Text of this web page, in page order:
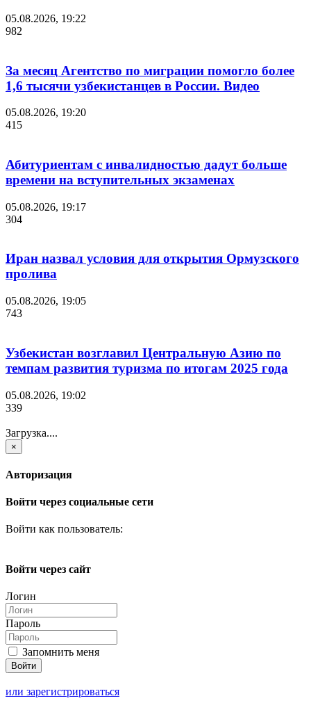
05.08.2026, 19:22
982
За месяц Агентство по миграции помогло более
1,6 тысячи узбекистанцев в России. Видео
05.08.2026, 19:20
415
Абитуриентам с инвалидностью дадут больше
времени на вступительных экзаменах
05.08.2026, 19:17
304
Иран назвал условия для открытия Ормузского
пролива
05.08.2026, 19:05
743
Узбекистан возглавил Центральную Азию по
темпам развития туризма по итогам 2025 года
05.08.2026, 19:02
339
Загрузка....
×
Авторизация
Войти через социальные сети
Войти как пользователь:
Войти через сайт
Логин
Пароль
Запомнить меня
или зарегистрироваться